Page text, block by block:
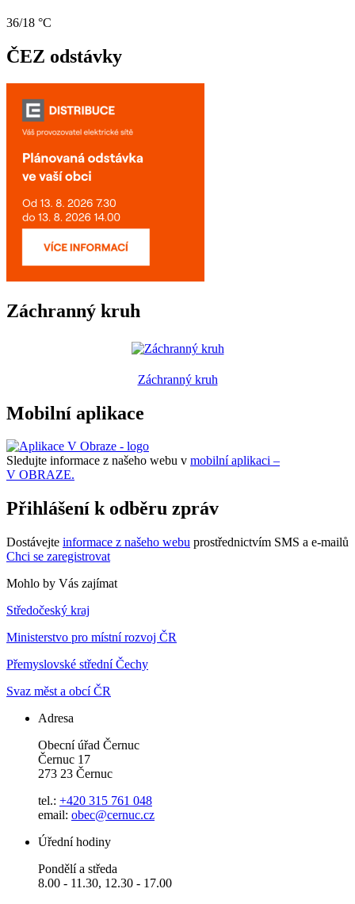
36/18 °C
ČEZ odstávky
Záchranný kruh
Záchranný kruh
Mobilní aplikace
Sledujte informace z našeho webu v mobilní aplikaci –
V OBRAZE.
Přihlášení k odběru zpráv
Dostávejte informace z našeho webu prostřednictvím SMS a e-mailů
Chci se zaregistrovat
Mohlo by Vás zajímat
Středočeský kraj
Ministerstvo pro místní rozvoj ČR
Přemyslovské střední Čechy
Svaz měst a obcí ČR
Adresa
Obecní úřad Černuc
Černuc 17
273 23 Černuc
tel.: +420 315 761 048
email: obec@cernuc.cz
Úřední hodiny
Pondělí a středa
8.00 - 11.30, 12.30 - 17.00